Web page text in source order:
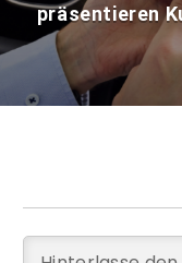
präsentieren